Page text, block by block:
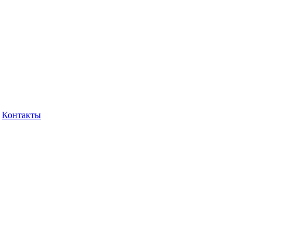
Контакты